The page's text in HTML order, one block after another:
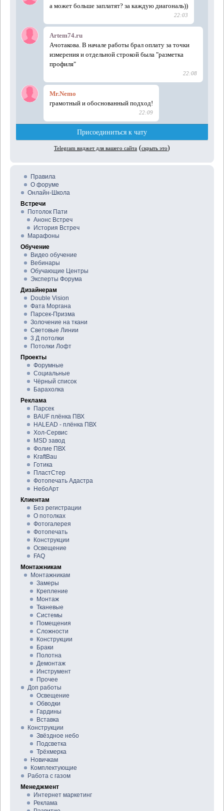
Правила
О форуме
Онлайн-Школа
Встречи
Потолок Пати
Анонс Встреч
История Встреч
Марафоны
Обучение
Видео обучение
Вебинары
Обучающие Центры
Эксперты Форума
Дизайнерам
Double Vision
Фата Моргана
Парсек-Призма
Золочение на ткани
Световые Линии
3 Д потолки
Потолки Лофт
Проекты
Форумные
Социальные
Чёрный список
Барахолка
Реклама
Парсек
BAUF плёнка ПВХ
HALEAD - плёнка ПВХ
Хол-Сервис
MSD завод
Фолие ПВХ
KraftBau
Готика
ПластСтер
Фотопечать Адастра
НебоАрт
Клиентам
Без регистрации
О потолках
Фотогалерея
Фотопечать
Конструкции
Освещение
FAQ
Монтажникам
Монтажникам
Замеры
Крепление
Монтаж
Тканевые
Системы
Помещения
Сложности
Конструкции
Браки
Полотна
Демонтаж
Инструмент
Прочее
Доп работы
Освещение
Обводки
Гардины
Вставка
Конструкции
Звёздное небо
Подсветка
Трёхмерка
Новичкам
Комплектующие
Работа с газом
Менеджмент
Интернет маркетинг
Реклама